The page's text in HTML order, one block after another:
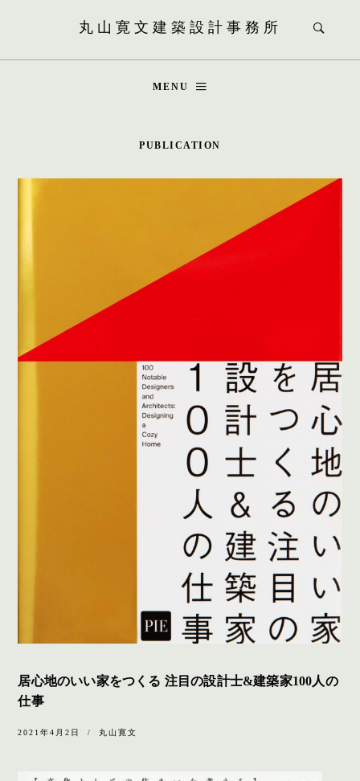
丸山寛文建築設計事務所
MENU
PUBLICATION
居心地のいい家をつくる 注目の設計士&建築家100人の
仕事
2021年4月2日 丸山寛文